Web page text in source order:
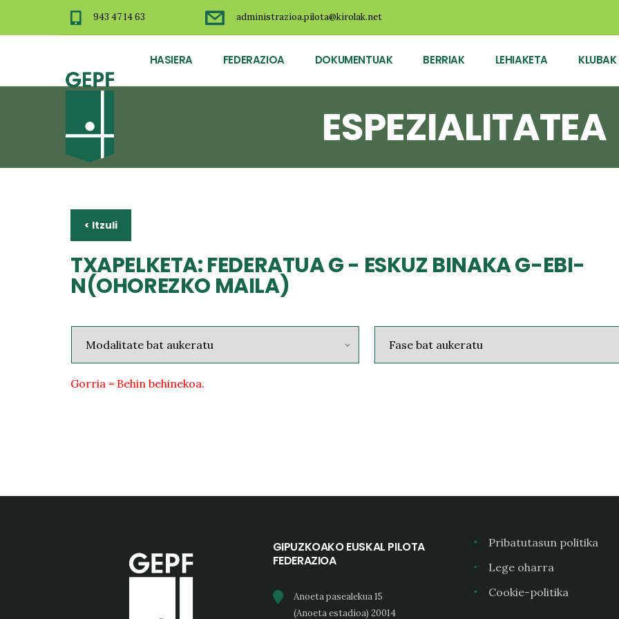
943 47 14 63 administrazioa.pilota@kirolak.net
HASIERA FEDERAZIOA DOKUMENTUAK BERRIAK LEHIAKETA KLUBAK
ESPEZIALITATEA
< Itzuli
TXAPELKETA: FEDERATUA G - ESKUZ BINAKA G-EBI-
N(OHOREZKO MAILA)
Gorria = Behin behinekoa.
GIPUZKOAKO EUSKAL PILOTA
FEDERAZIOA
Anoeta pasealekua 15
(Anoeta estadioa) 20014
Pribatutasun politika
Lege oharra
Cookie-politika